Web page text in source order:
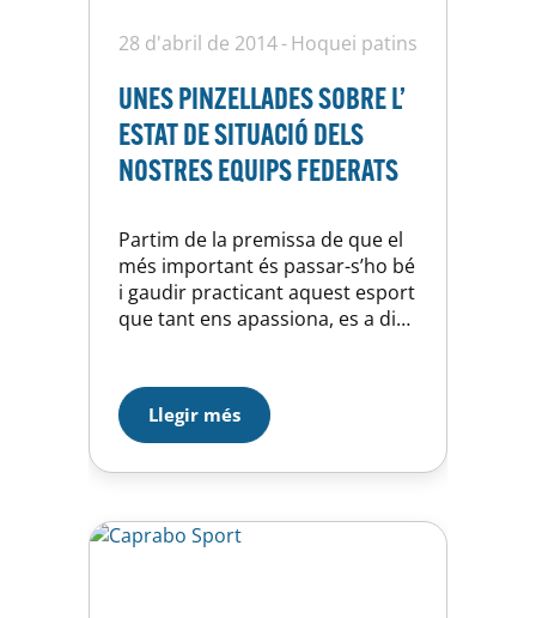
28 d'abril de 2014 Hoquei patins
UNES PINZELLADES SOBRE L’
ESTAT DE SITUACIÓ DELS
NOSTRES EQUIPS FEDERATS
Partim de la premissa de que el
més important és passar-s’ho bé
i gaudir practicant aquest esport
que tant ens apassiona, es a dir,
ens hauria d’ importar són els
resultats esportius. Però…
formem part d’ unes
classificacions i competicions
Llegir més